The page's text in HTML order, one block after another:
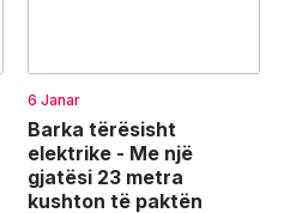
6 Janar
Barka tërësisht
elektrike - Me një
gjatësi 23 metra
kushton të paktën